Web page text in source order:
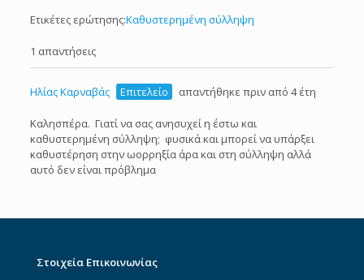
Ετικέτες ερώτησης:Καθυστερημένη σύλληψη
1 απαντήσεις
Ηλίας Καρναβάς Επιτελείο απαντήθηκε πριν από 4 έτη
Καλησπέρα. Γιατί να σας ανησυχεί η έστω και
καθυστερημένη σύλληψη; φυσικά και μπορεί να υπάρξει
καθυστέρηση στην ωορρηξία άρα και στη σύλληψη αλλά
αυτό δεν είναι πρόβλημα
Στοιχεία Επικοινωνίας